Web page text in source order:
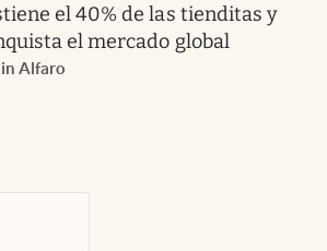
el 40% de las tienditas y
el mercado global
Alfaro